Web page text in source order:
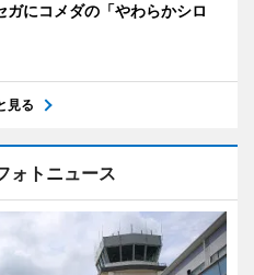
ガにコメダの「やわらかシロ
見る
ォトニュース